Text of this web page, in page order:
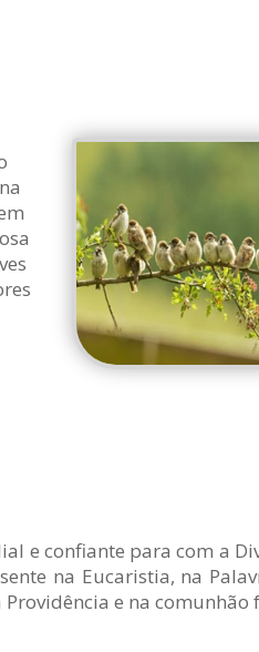
e confiante para com a
na Eucaristia, na
e na comunhão